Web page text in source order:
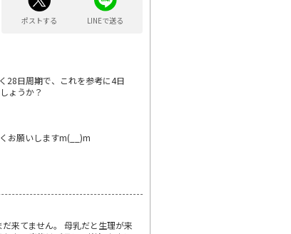
ポストする LINEで送る
28日周期で、これを参考に4日
ょうか？
お願いしますm(__)m
来てません。 母乳だと生理が来